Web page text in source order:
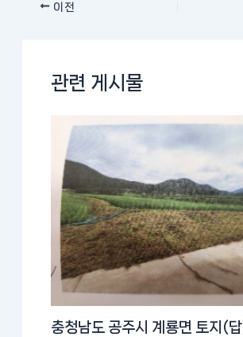
이전
관련 게시물
충청남도 공주시 계룡면 토지(